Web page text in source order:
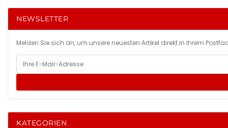
NEWSLETTER
Melden Sie sich an, um unsere neuesten Artikel direkt in Ihrem
KATEGORIEN